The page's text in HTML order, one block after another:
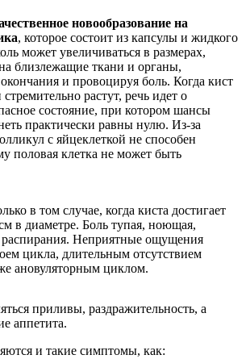
новообразование на
, которое состоит из капсулы и жидкого
может увеличиваться в размерах,
близлежащие ткани и органы,
и провоцируя боль. Когда кист
растут, речь идет о
состояние, при котором шансы
практически равны нулю. Из-за
с яйцеклеткой не способен
половая клетка не может быть
в том случае, когда киста достигает
в диаметре. Боль тупая, ноющая,
распирания. Неприятные ощущения
цикла, длительным отсутствием
ановуляторным циклом.
приливы, раздражительность, а
аппетита.
и такие симптомы, как: